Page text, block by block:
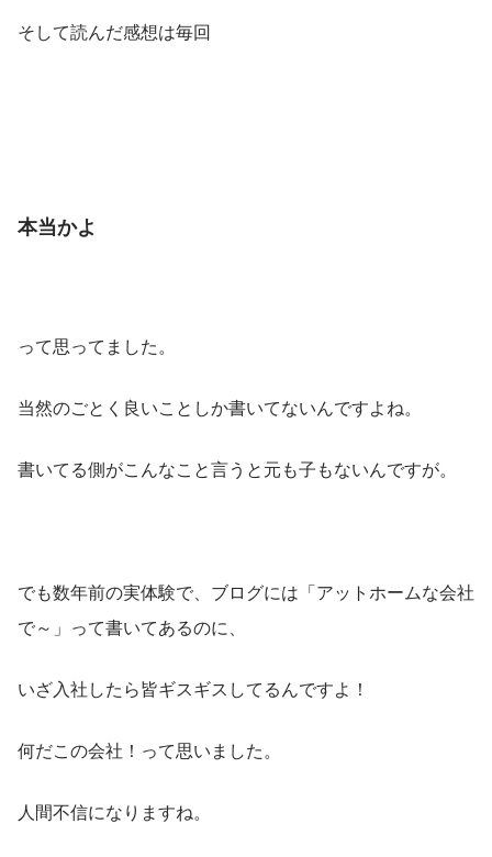
そして読んだ感想は毎回
本当かよ
って思ってました。
当然のごとく良いことしか書いてないんですよね。
書いてる側がこんなこと言うと元も子もないんですが。
でも数年前の実体験で、ブログには「アットホームな会社
で～」って書いてあるのに、
いざ入社したら皆ギスギスしてるんですよ！
何だこの会社！って思いました。
人間不信になりますね。